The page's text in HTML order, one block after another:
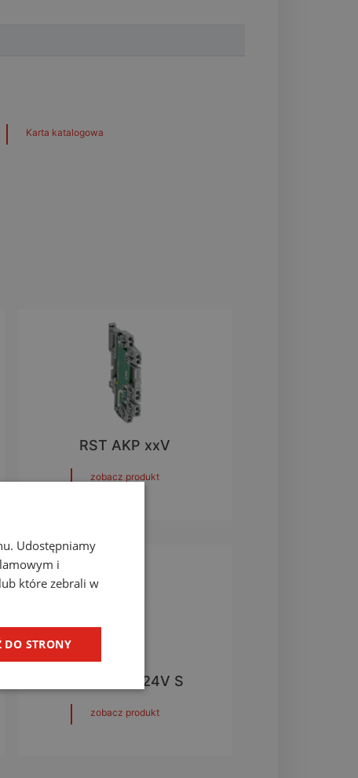
Karta katalogowa
RST AKP xxV
zobacz produkt
RST Guard 24V S
zobacz produkt
Udostępniamy
i
które zebrali w
DO STRONY